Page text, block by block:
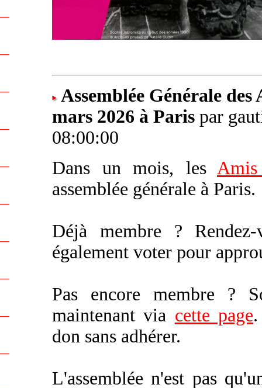
Assemblée Générale
mars 2026 à Paris par
08:00:00
Dans un mois, les
assemblée générale à Paris.
Déjà membre ?
également voter pour
Pas encore membre ?
maintenant via cette page
don sans adhérer.
L'assemblée n'est pas